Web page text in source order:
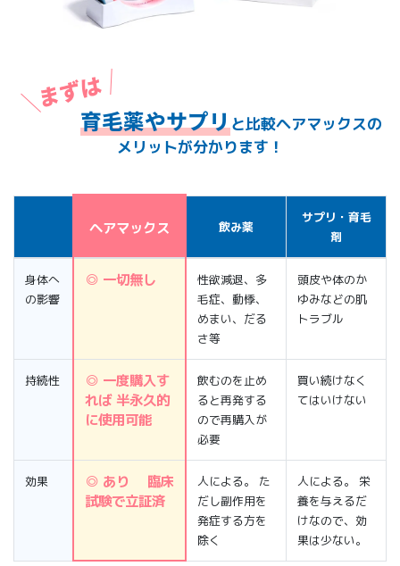
育毛薬やサプリと比較ヘアマックスの
メリットが分かります！
ヘアマックス 飲み薬
サプリ・育毛
剤
身体へ
の影響
◎ 一切無し
性欲減退、多
毛症、動悸、
めまい、だる
さ等
頭皮や体のか
ゆみなどの肌
トラブル
持続性
◎ 一度購入す
れば 半永久的
に使用可能
飲むのを止め
ると再発する
ので再購入が
必要
買い続けなく
てはいけない
効果
◎ あり 臨床
試験で立証済
人による。 た
だし副作用を
発症する方を
除く
人による。 栄
養を与えるだ
けなので、効
果は少ない。